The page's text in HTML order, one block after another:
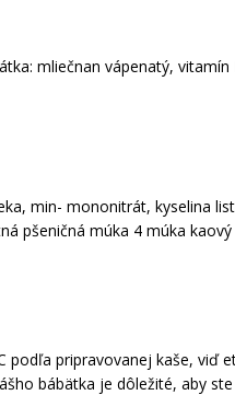
mliečnan vápenatý,
min- mononitrát, kyselina
pšeničná múka 4 múka
pripravovanej kaše, viď
bábätka je dôležité, aby